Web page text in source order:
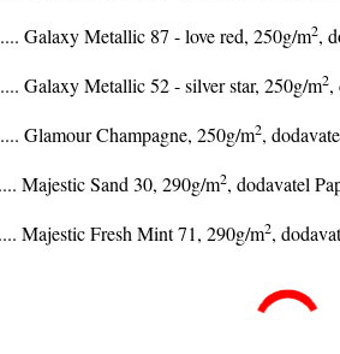
Galaxy Metallic 87 - love red, 250g/m2,
Galaxy Metallic 52 - silver star, 250g/m2,
Glamour Champagne, 250g/m2,
Majestic Sand 30, 290g/m2, dodavatel
Majestic Fresh Mint 71, 290g/m2,